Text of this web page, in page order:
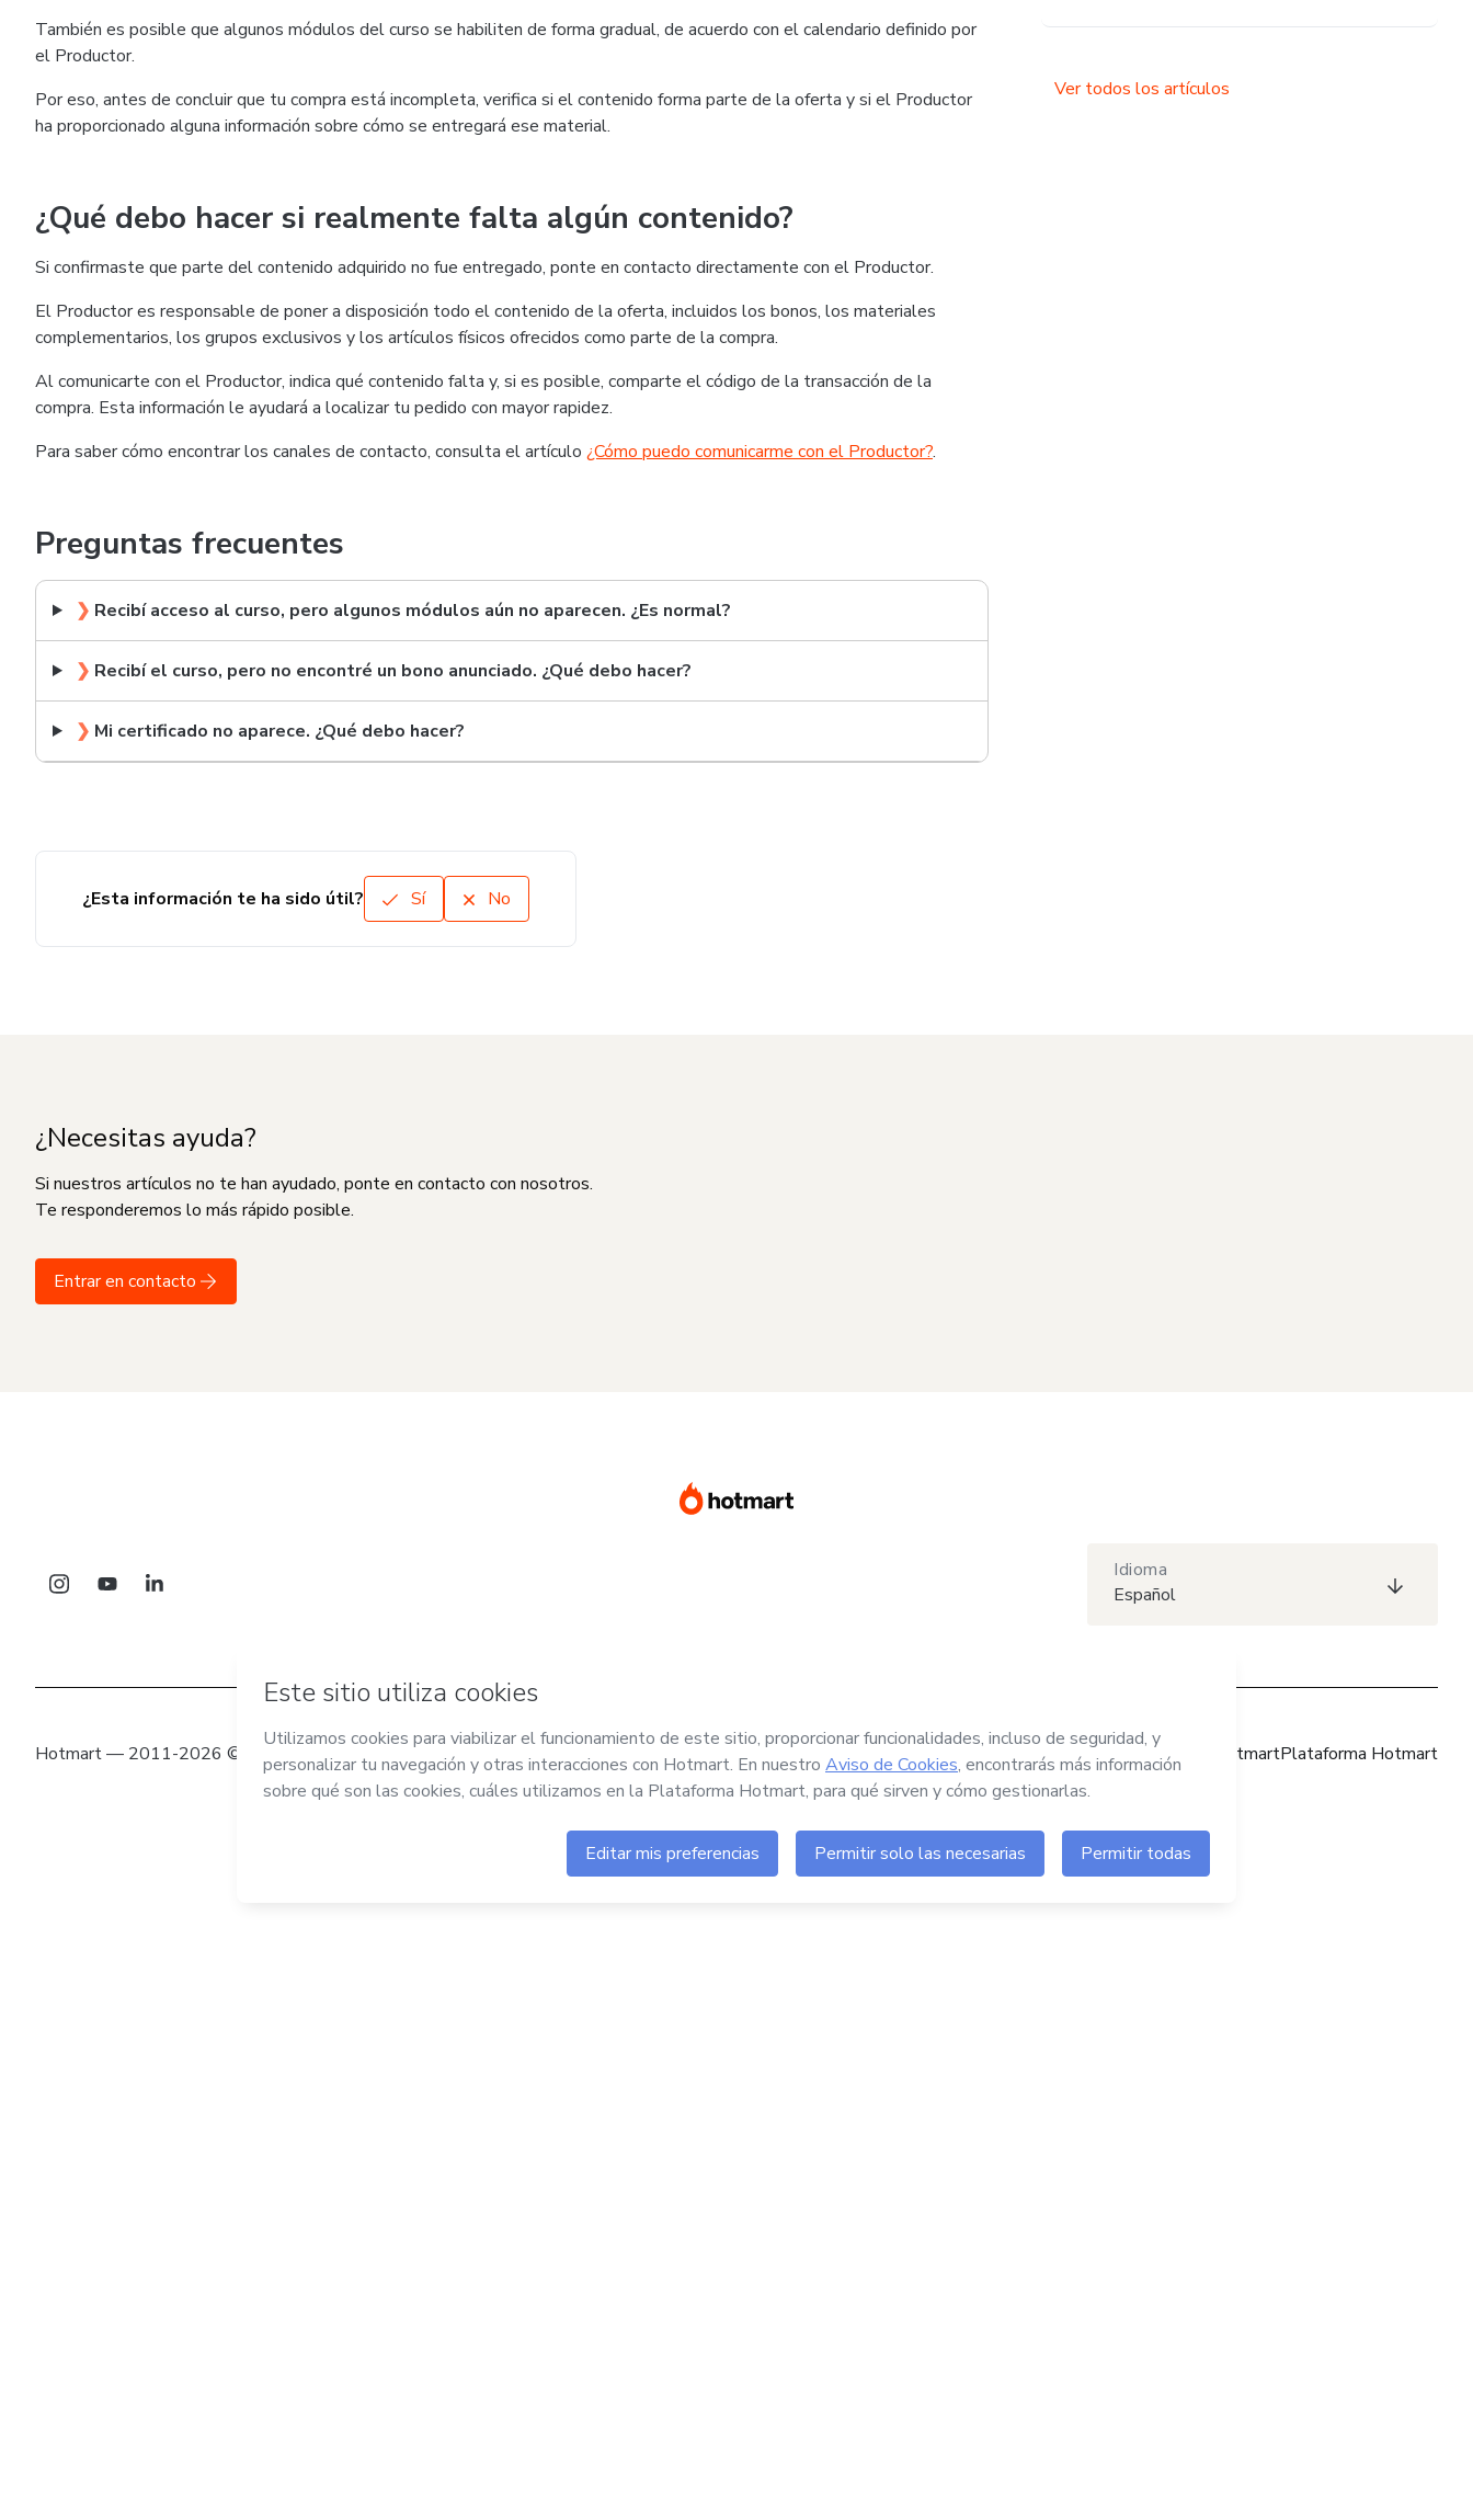
También es posible que algunos módulos del curso se habiliten de forma gradual, de acuerdo con el calendario definido por
el Productor.
Por eso, antes de concluir que tu compra está incompleta, verifica si el contenido forma parte de la oferta y si el Productor
ha proporcionado alguna información sobre cómo se entregará ese material.
¿Qué debo hacer si realmente falta algún contenido?
Si confirmaste que parte del contenido adquirido no fue entregado, ponte en contacto directamente con el Productor.
El Productor es responsable de poner a disposición todo el contenido de la oferta, incluidos los bonos, los materiales
complementarios, los grupos exclusivos y los artículos físicos ofrecidos como parte de la compra.
Al comunicarte con el Productor, indica qué contenido falta y, si es posible, comparte el código de la transacción de la
compra. Esta información le ayudará a localizar tu pedido con mayor rapidez.
Para saber cómo encontrar los canales de contacto, consulta el artículo ¿Cómo puedo comunicarme con el Productor?.
Preguntas frecuentes
❯ Recibí acceso al curso, pero algunos módulos aún no aparecen. ¿Es normal?
❯ Recibí el curso, pero no encontré un bono anunciado. ¿Qué debo hacer?
❯ Mi certificado no aparece. ¿Qué debo hacer?
Ver todos los artículos
¿Esta información te ha sido útil? Sí No
¿Necesitas ayuda?
Si nuestros artículos no te han ayudado, ponte en contacto con nosotros.
Te responderemos lo más rápido posible.
Entrar en contacto
Idioma
Español
Hotmart — 2011-2026 © Todos los derechos reservados Sitio web HotmartPlataforma Hotmart